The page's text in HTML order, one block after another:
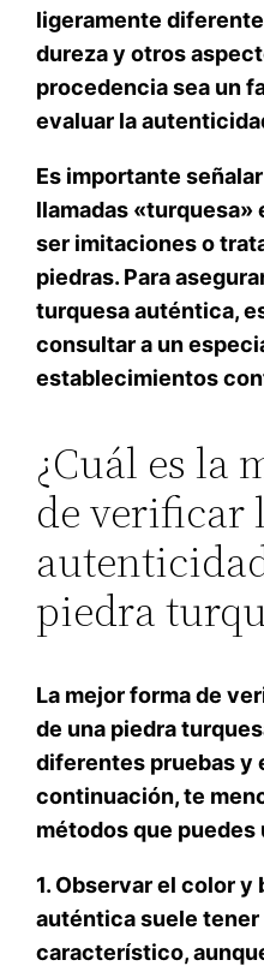
ligeramente
dureza y otros
procedencia sea un
evaluar la
Es importante
llamadas «turquesa»
ser imitaciones o
piedras. Para
turquesa auténtica,
consultar a un
establecimientos
¿Cuál es la
de verificar
piedra
La mejor forma de
de una piedra
diferentes pruebas y
continuación, te
métodos que puedes
1. Observar el color y
auténtica suele
característico,